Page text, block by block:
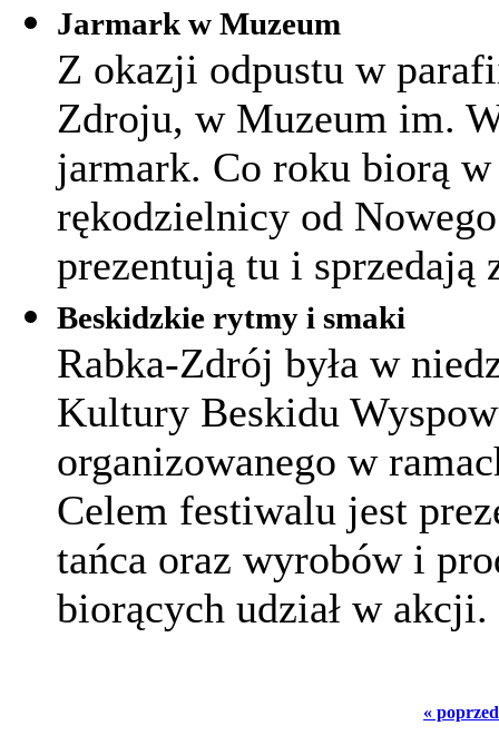
Jarmark w Muzeum
Z okazji odpustu w
Zdroju, w Muzeum im.
jarmark. Co roku biorą
rękodzielnicy od
prezentują tu i sprzedają
Beskidzkie rytmy i smaki
Rabka-Zdrój była w
Kultury Beskidu
organizowanego w
Celem festiwalu jest
tańca oraz wyrobów i
biorących udział w akcji.
«